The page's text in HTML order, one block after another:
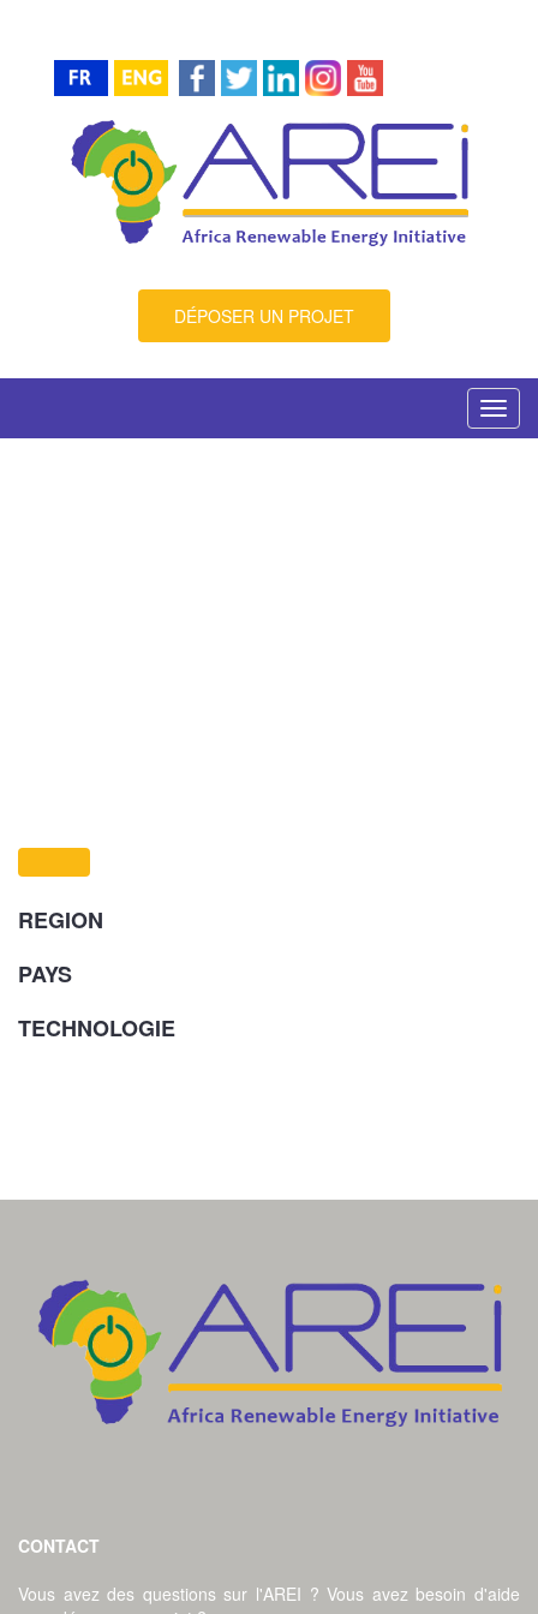
DÉPOSER UN PROJET
REGION
PAYS
TECHNOLOGIE
CONTACT
Vous avez des questions sur l'AREI ? Vous avez besoin d'aide